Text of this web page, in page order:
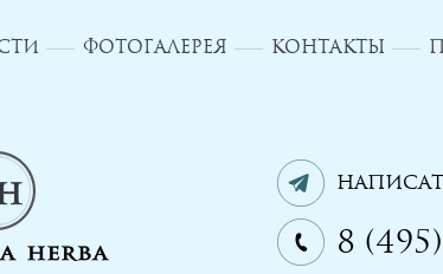
ФОТОГАЛЕРЕЯ КОНТАКТЫ
8